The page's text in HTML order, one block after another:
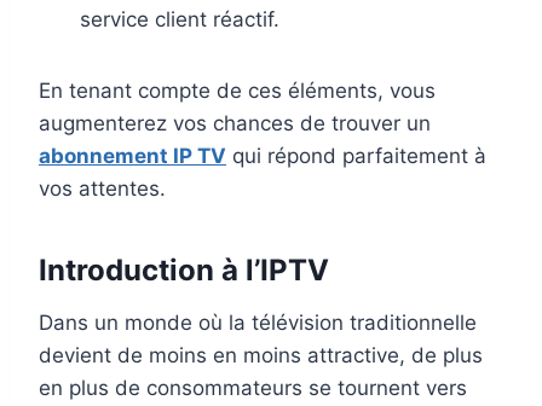
service client réactif.
En tenant compte de ces éléments, vous
augmenterez vos chances de trouver un
abonnement IP TV qui répond parfaitement à
vos attentes.
Introduction à l’IPTV
Dans un monde où la télévision traditionnelle
devient de moins en moins attractive, de plus
en plus de consommateurs se tournent vers